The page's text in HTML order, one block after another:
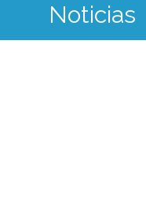
Noticias